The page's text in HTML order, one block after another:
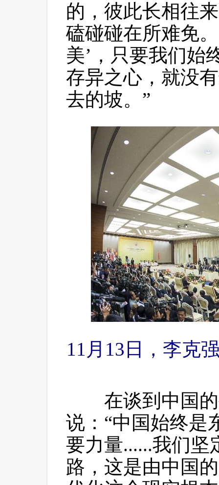
的，彼此长相往
磕碰碰在所难免
美’，只要我们始
存异之心，就没
去的坡。”
11月13日，李克
在谈到中国的
说：“中国始终是
要力量......我们坚
路，这是由中国